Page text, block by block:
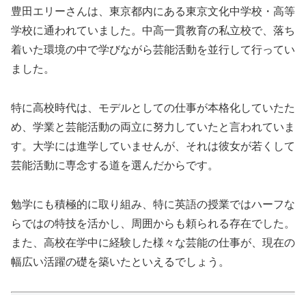
豊田エリーさんは、東京都内にある東京文化中学校・高等
学校に通われていました。中高一貫教育の私立校で、落ち
着いた環境の中で学びながら芸能活動を並行して行ってい
ました。
特に高校時代は、モデルとしての仕事が本格化していたた
め、学業と芸能活動の両立に努力していたと言われていま
す。大学には進学していませんが、それは彼女が若くして
芸能活動に専念する道を選んだからです。
勉学にも積極的に取り組み、特に英語の授業ではハーフな
らではの特技を活かし、周囲からも頼られる存在でした。
また、高校在学中に経験した様々な芸能の仕事が、現在の
幅広い活躍の礎を築いたといえるでしょう。